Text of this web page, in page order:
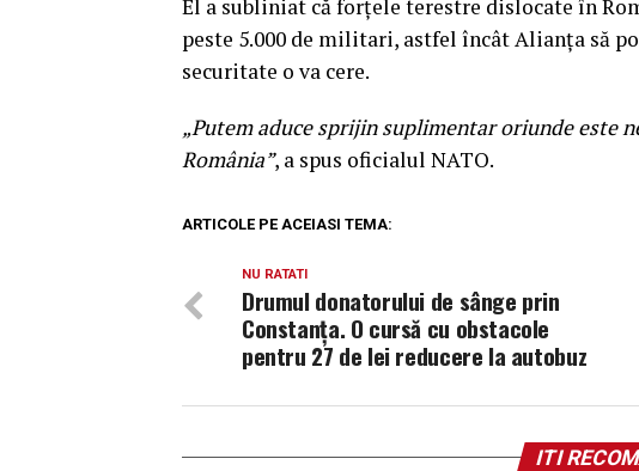
El a subliniat că forţele terestre dislocate în
peste 5.000 de militari, astfel încât Alianţa să
securitate o va cere.
„Putem aduce sprijin suplimentar oriunde este
România”, a spus oficialul NATO.
ARTICOLE PE ACEIASI TEMA:
NU RATATI
Drumul donatorului de sânge prin
Constanța. O cursă cu obstacole
pentru 27 de lei reducere la autobuz
ITI